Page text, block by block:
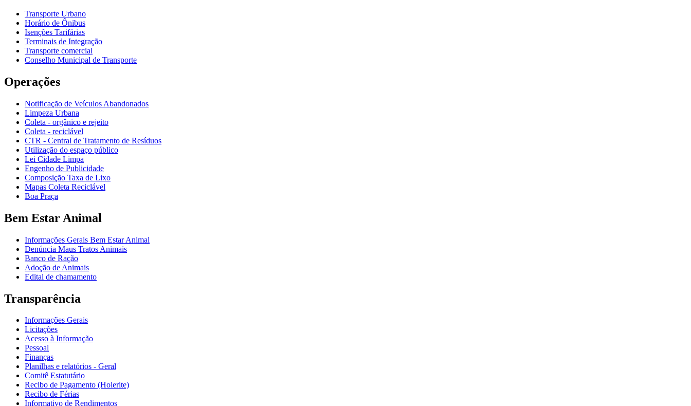
Transporte Urbano
Horário de Ônibus
Isenções Tarifárias
Terminais de Integração
Transporte comercial
Conselho Municipal de Transporte
Operações
Notificação de Veículos Abandonados
Limpeza Urbana
Coleta - orgânico e rejeito
Coleta - reciclável
CTR - Central de Tratamento de Resíduos
Utilização do espaço público
Lei Cidade Limpa
Engenho de Publicidade
Composição Taxa de Lixo
Mapas Coleta Reciclável
Boa Praça
Bem Estar Animal
Informações Gerais Bem Estar Animal
Denúncia Maus Tratos Animais
Banco de Ração
Adoção de Animais
Edital de chamamento
Transparência
Informações Gerais
Licitações
Acesso à Informação
Pessoal
Finanças
Planilhas e relatórios - Geral
Comitê Estatutário
Recibo de Pagamento (Holerite)
Recibo de Férias
Informativo de Rendimentos